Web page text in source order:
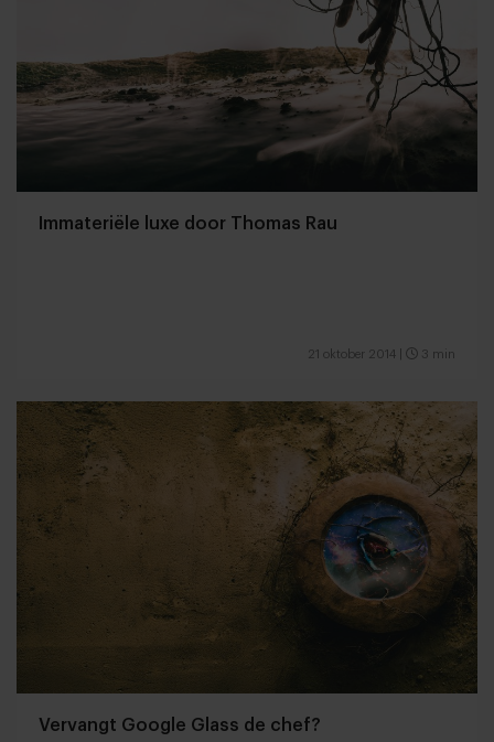
Immateriële luxe door Thomas Rau
21 oktober 2014 3 min
Vervangt Google Glass de chef?